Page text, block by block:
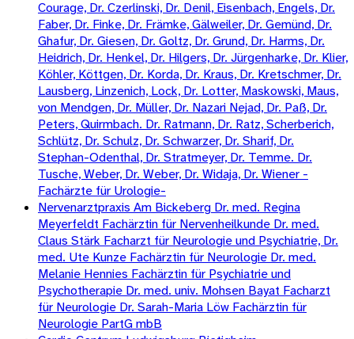
Courage, Dr. Czerlinski, Dr. Denil, Eisenbach, Engels, Dr.
Faber, Dr. Finke, Dr. Främke, Gälweiler, Dr. Gemünd, Dr.
Ghafur, Dr. Giesen, Dr. Goltz, Dr. Grund, Dr. Harms, Dr.
Heidrich, Dr. Henkel, Dr. Hilgers, Dr. Jürgenharke, Dr. Klier,
Köhler, Köttgen, Dr. Korda, Dr. Kraus, Dr. Kretschmer, Dr.
Lausberg, Linzenich, Lock, Dr. Lotter, Maskowski, Maus,
von Mendgen, Dr. Müller, Dr. Nazari Nejad, Dr. Paß, Dr.
Peters, Quirmbach. Dr. Ratmann, Dr. Ratz, Scherberich,
Schlütz, Dr. Schulz, Dr. Schwarzer, Dr. Sharif, Dr.
Stephan-Odenthal, Dr. Stratmeyer, Dr. Temme. Dr.
Tusche, Weber, Dr. Weber, Dr. Widaja, Dr. Wiener -
Fachärzte für Urologie-
Nervenarztpraxis Am Bickeberg Dr. med. Regina
Meyerfeldt Fachärztin für Nervenheilkunde Dr. med.
Claus Stärk Facharzt für Neurologie und Psychiatrie, Dr.
med. Ute Kunze Fachärztin für Neurologie Dr. med.
Melanie Hennies Fachärztin für Psychiatrie und
Psychotherapie Dr. med. univ. Mohsen Bayat Facharzt
für Neurologie Dr. Sarah-Maria Löw Fachärztin für
Neurologie PartG mbB